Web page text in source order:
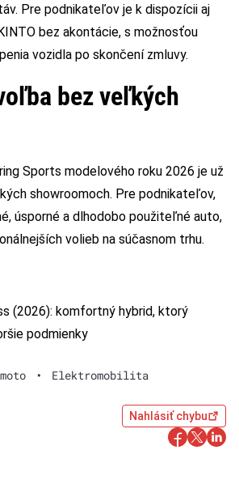
Pre podnikateľov je k dispozícii aj
bez akontácie, s možnosťou
vozidla po skončení zmluvy.
bez veľkých
Sports modelového roku 2026 je už
showroomoch. Pre podnikateľov,
úsporné a dlhodobo použiteľné auto,
volieb na súčasnom trhu.
(2026): komfortný hybrid, ktorý
podmienky
• Elektromobilita
Nahlásiť chybu